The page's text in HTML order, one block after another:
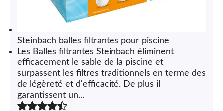
Steinbach balles filtrantes pour piscine
Les Balles filtrantes Steinbach éliminent
efficacement le sable de la piscine et
surpassent les filtres traditionnels en terme des
de légèreté et d'efficacité. De plus il
garantissent un...